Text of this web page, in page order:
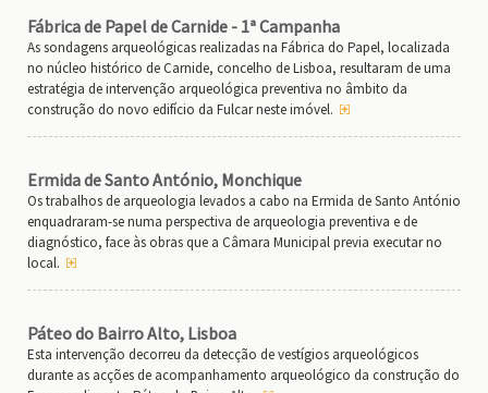
Fábrica de Papel de Carnide - 1ª Campanha
As sondagens arqueológicas realizadas na Fábrica do Papel, localizada
no núcleo histórico de Carnide, concelho de Lisboa, resultaram de uma
estratégia de intervenção arqueológica preventiva no âmbito da
construção do novo edifício da Fulcar neste imóvel.
Ermida de Santo António, Monchique
Os trabalhos de arqueologia levados a cabo na Ermida de Santo António
enquadraram-se numa perspectiva de arqueologia preventiva e de
diagnóstico, face às obras que a Câmara Municipal previa executar no
local.
Páteo do Bairro Alto, Lisboa
Esta intervenção decorreu da detecção de vestígios arqueológicos
durante as acções de acompanhamento arqueológico da construção do